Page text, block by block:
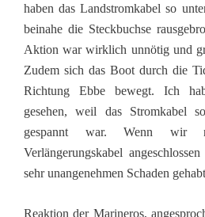
haben das Landstromkabel so
beinahe die Steckbuchse
Aktion war wirklich unnötig und
Zudem sich das Boot durch die
Richtung Ebbe bewegt. Ich
gesehen, weil das Stromkabel
gespannt war. Wenn wir
Verlängerungskabel
sehr unangenehmen Schaden
Reaktion der Marineros,